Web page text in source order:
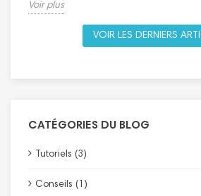
Voir plus
VOIR LES DERNIERS
CATÉGORIES DU BLOG
Tutoriels (3)
Conseils (1)